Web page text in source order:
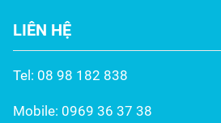
Trong đó, máng xối Inox
304 từ Inox Tấn Thành nổi
bật như một lựa chọn tối
chất
LIÊN HỆ
Tel: 08 98 182 838
Mobile: 0969 36 37 38